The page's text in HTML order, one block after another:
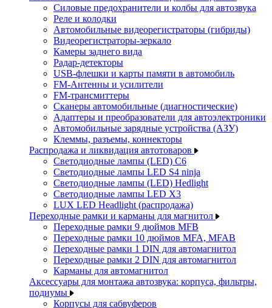
Силовые предохранители и колбы для автозвука
Реле и колодки
Автомобильные видеорегистраторы (гибриды)
Видеорегистраторы-зеркало
Камеры заднего вида
Радар-детекторы
USB-флешки и карты памяти в автомобиль
FM-Антенны и усилители
FM-трансмиттеры
Сканеры автомобильные (диагностические)
Адаптеры и преобразователи для автоэлектроники
Автомобильные зарядные устройства (АЗУ)
Клеммы, разъемы, коннекторы
Распродажа и ликвидация автотоваров
Светодиодные лампы (LED) C6
Светодиодные лампы LED S4 ninja
Светодиодные лампы (LED) Hedlight
Светодиодные лампы LED X3
LUX LED Headlight (распродажа)
Переходные рамки и карманы для магнитол
Переходные рамки 9 дюймов MFB
Переходные рамки 10 дюймов MFA, MFAB
Переходные рамки 1 DIN для автомагнитол
Переходные рамки 2 DIN для автомагнитол
Карманы для автомагнитол
Аксессуары для монтажа автозвука: корпуса, фильтры,
подиумы
Корпусы для сабвуферов